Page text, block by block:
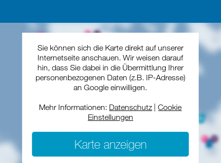
Sie können sich die Karte direkt auf unserer
Internetseite anschauen. Wir weisen darauf
hin, dass Sie dabei in die Übermittlung Ihrer
personenbezogenen Daten (z.B. IP-Adresse)
an Google einwilligen.
Mehr Informationen: Datenschutz |Cookie
Einstellungen
Karte anzeigen